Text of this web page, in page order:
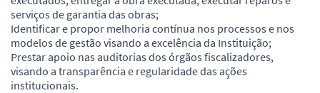
serviços de garantia das obras;
Identificar e propor melhoria contínua nos processos e nos
modelos de gestão visando a excelência da Instituição;
Prestar apoio nas auditorias dos órgãos fiscalizadores,
visando a transparência e regularidade das ações
institucionais.